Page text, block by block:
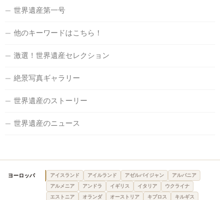
世界遺産第一号
他のキーワードはこちら！
激選！世界遺産セレクション
絶景写真ギャラリー
世界遺産のストーリー
世界遺産のニュース
ヨーロッパ アイスランド アイルランド アゼルバイジャン
アルバニア
アルメニア
アンドラ イギリス イタリア
ウクライナ
エストニア
オランダ オーストリア キプロス
キルギス